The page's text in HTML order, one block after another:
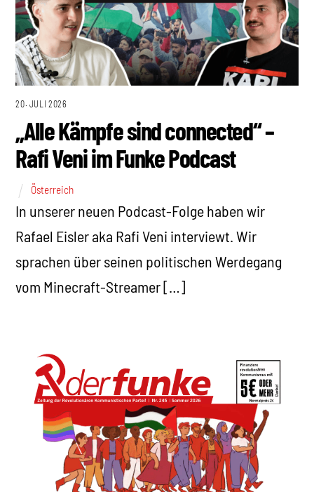
20. JULI 2026
„Alle Kämpfe sind connected“ –
Rafi Veni im Funke Podcast
Österreich
In unserer neuen Podcast-Folge haben wir
Rafael Eisler aka Rafi Veni interviewt. Wir
sprachen über seinen politischen Werdegang
vom Minecraft-Streamer […]